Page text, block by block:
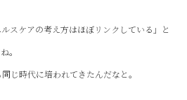
スケアの考え方はほぼリンクしている」と
。
じ時代に培われてきたんだなと。